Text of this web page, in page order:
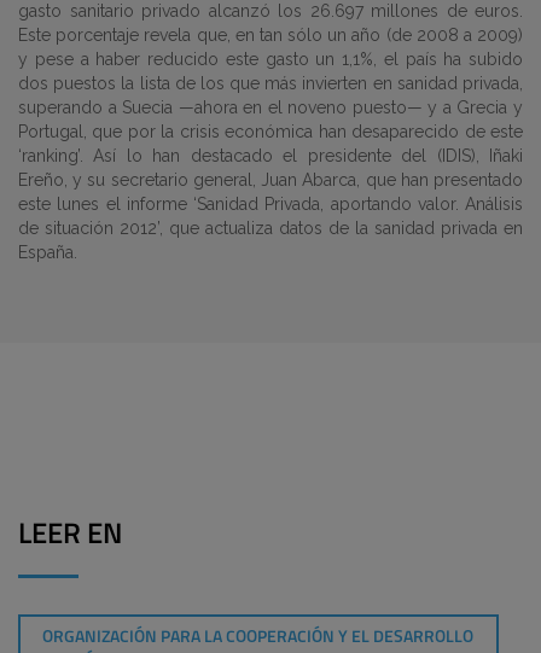
gasto sanitario privado alcanzó los 26.697 millones de euros.
Este porcentaje revela que, en tan sólo un año (de 2008 a 2009)
y pese a haber reducido este gasto un 1,1%, el país ha subido
dos puestos la lista de los que más invierten en sanidad privada,
superando a Suecia —ahora en el noveno puesto— y a Grecia y
Portugal, que por la crisis económica han desaparecido de este
‘ranking’. Así lo han destacado el presidente del (IDIS), Iñaki
Ereño, y su secretario general, Juan Abarca, que han presentado
este lunes el informe ‘Sanidad Privada, aportando valor. Análisis
de situación 2012’, que actualiza datos de la sanidad privada en
España.
LEER EN
ORGANIZACIÓN PARA LA COOPERACIÓN Y EL DESARROLLO